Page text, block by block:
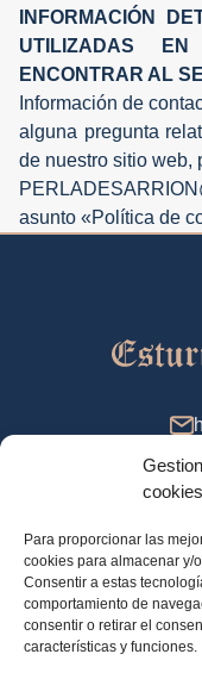
cookies
Para proporcionar las
cookies para almacenar y/
Consentir a estas
comportamiento de
consentir o retirar el
características y funciones.
INFORMACIÓN
UTILIZADAS
ENCONTRAR AL
Información de
alguna pregunta
de nuestro sitio web,
asunto «Política de
De 9 a 18